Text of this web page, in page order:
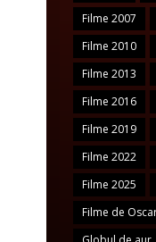
Filme 2007
Filme 2010
Filme 2013
Filme 2016
Filme 2019
Filme 2022
Filme 2025
Filme de